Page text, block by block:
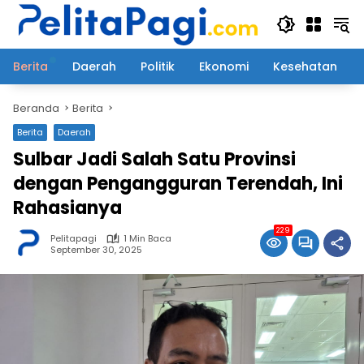
Langsung
Berita
Daerah Politik Ekonomi Kesehatan
Beranda Berita
Berita Daerah
Sulbar Jadi Salah Satu Provinsi
dengan Pengangguran Terendah, Ini
Rahasianya
Pelitapagi
1 Min Baca
September 30, 2025
229